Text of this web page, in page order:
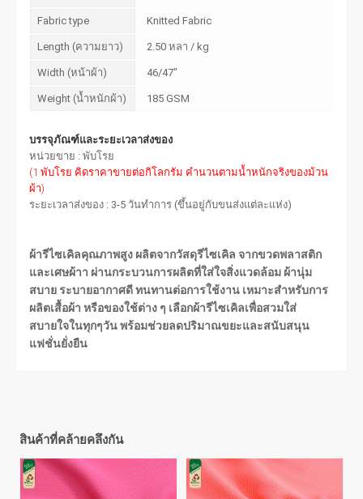
Fabric type Knitted Fabric
Length (ความยาว) 2.50 หลา / kg
Width (หน้าผ้า) 46/47"
Weight (น้ำหนักผ้า) 185 GSM
บรรจุภัณฑ์และระยะเวลาส่งของ
หน่วยขาย : พับโรย
(1 พับโรย คิดราคาขายต่อกิโลกรัม คำนวนตามน้ำหนักจริงของม้วน
ผ้า)
ระยะเวลาส่งของ : 3-5 วันทำการ (ขึ้นอยู่กับขนส่งแต่ละแห่ง)
ผ้ารีไซเคิลคุณภาพสูง ผลิตจากวัสดุรีไซเคิล จากขวดพลาสติก
และเศษผ้าา ผ่านกระบวนการผลิตที่ใส่ใจสิ่งแวดล้อม ผ้านุ่ม
สบาย ระบายอากาศดี ทนทานต่อการใช้งาน เหมาะสำหรับการ
ผลิตเสื้อผ้า หรือของใช้ต่าง ๆ เลือกผ้ารีไซเคิลเพื่อสวมใส่
สบายใจในทุกๆวัน พร้อมช่วยลดปริมาณขยะและสนับสนุน
แฟชั่นยั่งยืน
สินค้าที่คล้ายคลึงกัน